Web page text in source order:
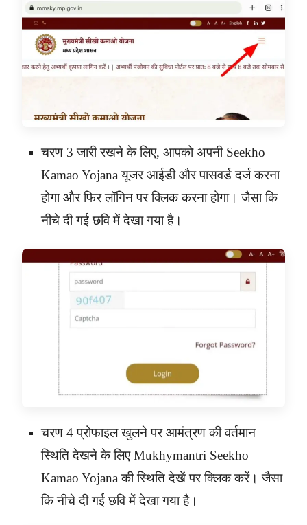
चरण 3 जारी रखने के लिए, आपको अपनी Seekho
Kamao Yojana यूजर आईडी और पासवर्ड दर्ज करना
होगा और फिर लॉगिन पर क्लिक करना होगा। जैसा कि
नीचे दी गई छवि में देखा गया है।
चरण 4 प्रोफाइल खुलने पर आमंत्रण की वर्तमान
स्थिति देखने के लिएMukhymantri Seekho
Kamao Yojanaकी स्थिति देखें पर क्लिक करें। जैसा
कि नीचे दी गई छवि में देखा गया है।